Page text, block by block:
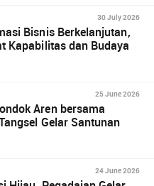
30 July 2026
Bisnis Berkelanjutan,
Kapabilitas dan Budaya
25 June 2026
Aren bersama
Gelar Santunan
24 June 2026